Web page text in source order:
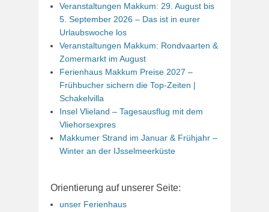
Veranstaltungen Makkum: 29. August bis
5. September 2026 – Das ist in eurer
Urlaubswoche los
Veranstaltungen Makkum: Rondvaarten &
Zomermarkt im August
Ferienhaus Makkum Preise 2027 –
Frühbucher sichern die Top-Zeiten |
Schakelvilla
Insel Vlieland – Tagesausflug mit dem
Vliehorsexpres
Makkumer Strand im Januar & Frühjahr –
Winter an der IJsselmeerküste
Orientierung auf unserer Seite:
unser Ferienhaus